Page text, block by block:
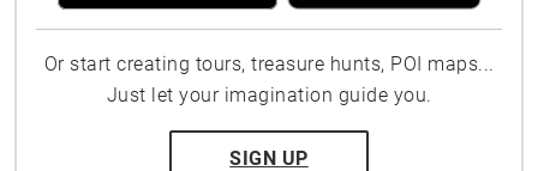
Or start creating tours, treasure hunts, POI maps...
Just let your imagination guide you.
SIGN UP